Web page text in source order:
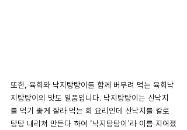
또한, 육회와 낙지탕탕이를 함께 버무려 먹는 육회낙
지탕탕이의 맛도 일품입니다. 낙지탕탕이는 산낙지
를 먹기 좋게 잘라 먹는 회 요리인데 산낙지를 칼로
탕탕 내리쳐 만든다 하여 ‘낙지탕탕이’라 이름 지어졌